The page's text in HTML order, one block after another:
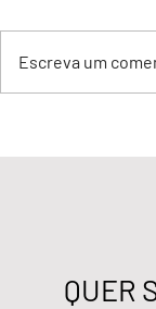
Trabalho
Escreva um
QUER